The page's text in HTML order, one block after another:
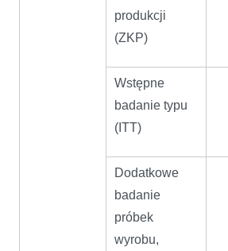
produkcji
(ZKP)
Wstępne
badanie typu
(ITT)
Dodatkowe
badanie
próbek
wyrobu,